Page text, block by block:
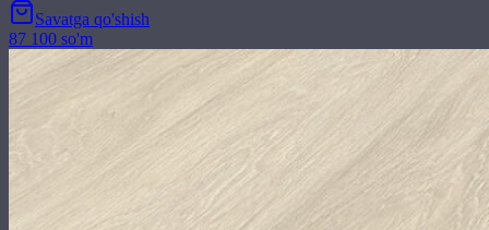
Savatga qo'shish
87 100 so'm